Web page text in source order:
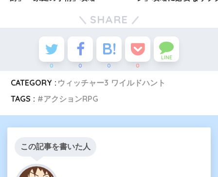
SHARE
0 0 0 0
LINE
CATEGORY : ウィッチャー3 ワイルドハント
TAGS :
アクションRPG
この記事を書いた人